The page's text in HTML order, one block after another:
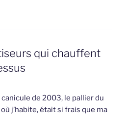
qui chauffent
de 2003, le pallier du
j’habite, était si frais que ma